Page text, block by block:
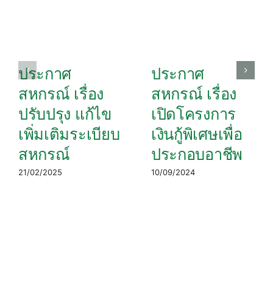
ประกาศ
สหกรณ์ เรื่อง
ปรับปรุง แก้ไข
เพิ่มเติมระเบียบ
สหกรณ์
21/02/2025
ประกาศ
สหกรณ์ เรื่อง
เปิดโครงการ
เงินกู้พิเศษเพื่อ
ประกอบอาชีพ
10/09/2024